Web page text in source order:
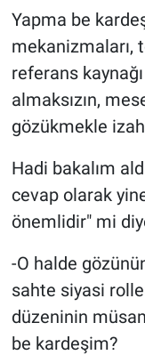
Yapma be
mekanizmaları,
referans
almaksızın,
gözükmekle
Hadi bakalım
cevap olarak
önemlidir" mi
-O halde
sahte siyasi
düzeninin
be kardeşim?